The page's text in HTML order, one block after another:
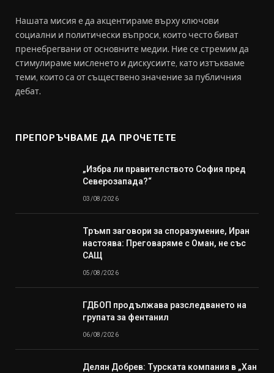
Нашата мисия е да акцентираме върху ключови
социални и политически въпроси, които често биват
пренебрегвани от основните медии. Ние се стремим да
стимулираме мисленето и дискусиите, като изтъкваме
теми, които са от съществено значение за публичния
дебат.
ПРЕПОРЪЧВАМЕ ДА ПРОЧЕТЕТЕ
„Избра ли правителството София пред
Северозапада?“
03/08/2026
Тръмп заговори за споразумение, Иран
настоява: Преговаряме с Оман, не със
САЩ
05/08/2026
ГДБОП продължава разследването на
групата за фентанил
06/08/2026
Делян Добрев: Турската компания в „Хан